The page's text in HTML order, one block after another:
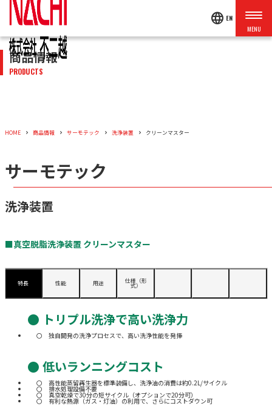
language EN
商品情報
PRODUCTS
HOME 商品情報 サーモテック 洗浄装置 クリーンマスター
サーモテック
洗浄装置
■真空脱脂洗浄装置 クリーンマスター
特長 性能 用途 仕様（形
式）
● トリプル洗浄で高い洗浄力
独自開発の洗浄プロセスで、高い洗浄性能を発揮
● 低いランニングコスト
高性能蒸留再生器を標準装備し、洗浄油の消費は約0.2L/サイクル
排水処理設備不要
真空乾燥で30分の短サイクル（オプションで20分可）
有利な熱源（ガス・灯油）の利用で、さらにコストダウン可